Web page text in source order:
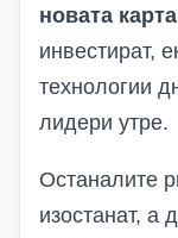
новата
инвестират,
технологии
лидери утре.
Останалите
изостанат, а